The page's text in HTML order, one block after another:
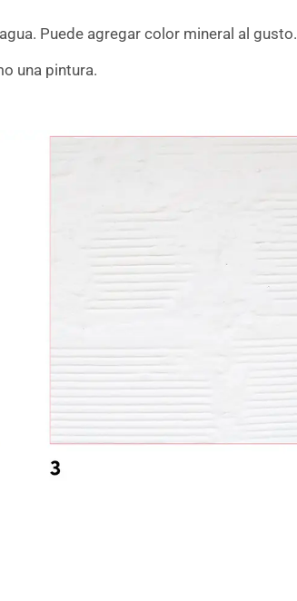
Puede agregar color mineral al gusto.
una pintura.